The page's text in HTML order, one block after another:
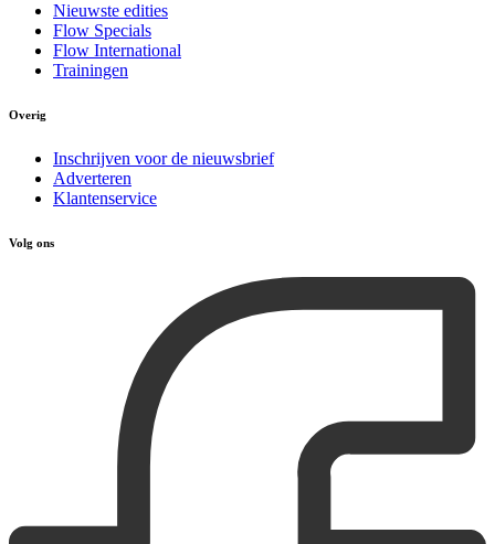
Nieuwste edities
Flow Specials
Flow International
Trainingen
Overig
Inschrijven voor de nieuwsbrief
Adverteren
Klantenservice
Volg ons